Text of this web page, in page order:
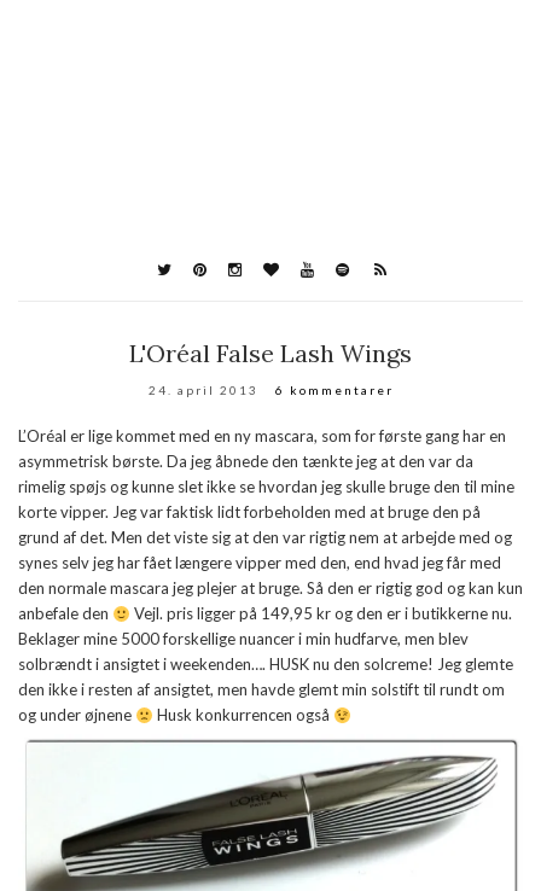
L'Oréal False Lash Wings
24. april 2013 6 kommentarer
L’Oréal er lige kommet med en ny mascara, som for første gang har en
asymmetrisk børste. Da jeg åbnede den tænkte jeg at den var da
rimelig spøjs og kunne slet ikke se hvordan jeg skulle bruge den til mine
korte vipper. Jeg var faktisk lidt forbeholden med at bruge den på
grund af det. Men det viste sig at den var rigtig nem at arbejde med og
synes selv jeg har fået længere vipper med den, end hvad jeg får med
den normale mascara jeg plejer at bruge. Så den er rigtig god og kan kun
anbefale den
Vejl. pris ligger på 149,95 kr og den er i butikkerne nu.
Beklager mine 5000 forskellige nuancer i min hudfarve, men blev
solbrændt i ansigtet i weekenden…. HUSK nu den solcreme! Jeg glemte
den ikke i resten af ansigtet, men havde glemt min solstift til rundt om
og under øjnene
Husk konkurrencen også